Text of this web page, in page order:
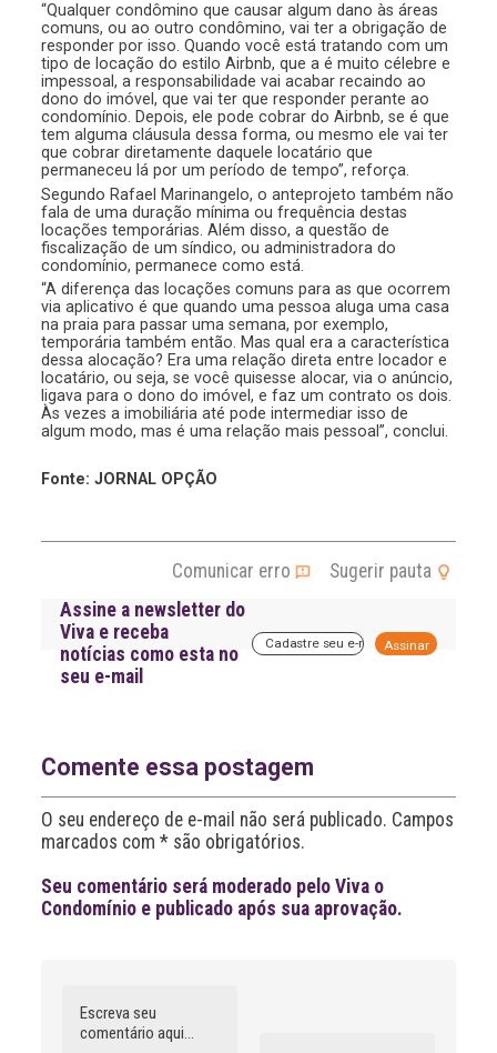
“Qualquer condômino que causar algum dano às áreas
comuns, ou ao outro condômino, vai ter a obrigação de
responder por isso. Quando você está tratando com um
tipo de locação do estilo Airbnb, que a é muito célebre e
impessoal, a responsabilidade vai acabar recaindo ao
dono do imóvel, que vai ter que responder perante ao
condomínio. Depois, ele pode cobrar do Airbnb, se é que
tem alguma cláusula dessa forma, ou mesmo ele vai ter
que cobrar diretamente daquele locatário que
permaneceu lá por um período de tempo”, reforça.
Segundo Rafael Marinangelo, o anteprojeto também não
fala de uma duração mínima ou frequência destas
locações temporárias. Além disso, a questão de
fiscalização de um síndico, ou administradora do
condomínio, permanece como está.
“A diferença das locações comuns para as que ocorrem
via aplicativo é que quando uma pessoa aluga uma casa
na praia para passar uma semana, por exemplo,
temporária também então. Mas qual era a característica
dessa alocação? Era uma relação direta entre locador e
locatário, ou seja, se você quisesse alocar, via o anúncio,
ligava para o dono do imóvel, e faz um contrato os dois.
Às vezes a imobiliária até pode intermediar isso de
algum modo, mas é uma relação mais pessoal”, conclui.
Fonte: JORNAL OPÇÃO
Comunicar erro
Sugerir pauta
Assine a newsletter do
Viva e receba
notícias como esta no
seu e-mail
i
v
Comente essa postagem
O seu endereço de e-mail não será publicado. Campos
marcados com * são obrigatórios.
Seu comentário será moderado pelo Viva o
Condomínio e publicado após sua aprovação.